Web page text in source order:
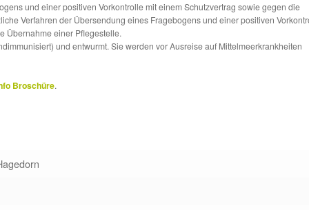
und einer positiven Vorkontrolle mit einem Schutzvertrag sowie gegen die
Verfahren der Übersendung eines Fragebogens und einer positiven
Übernahme einer Pflegestelle.
und entwurmt. Sie werden vor Ausreise auf Mittelmeerkrankheiten
Broschüre.